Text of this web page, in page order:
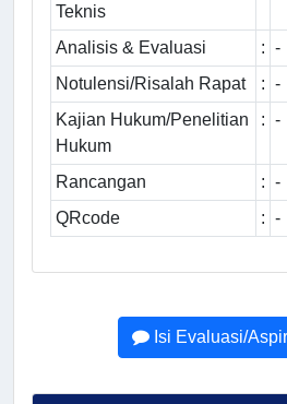
Teknis
Analisis & Evaluasi : -
Notulensi/Risalah Rapat
: -
Kajian Hukum/Penelitian
Hukum
: -
Rancangan : -
QRcode
: -
Isi Evaluasi/